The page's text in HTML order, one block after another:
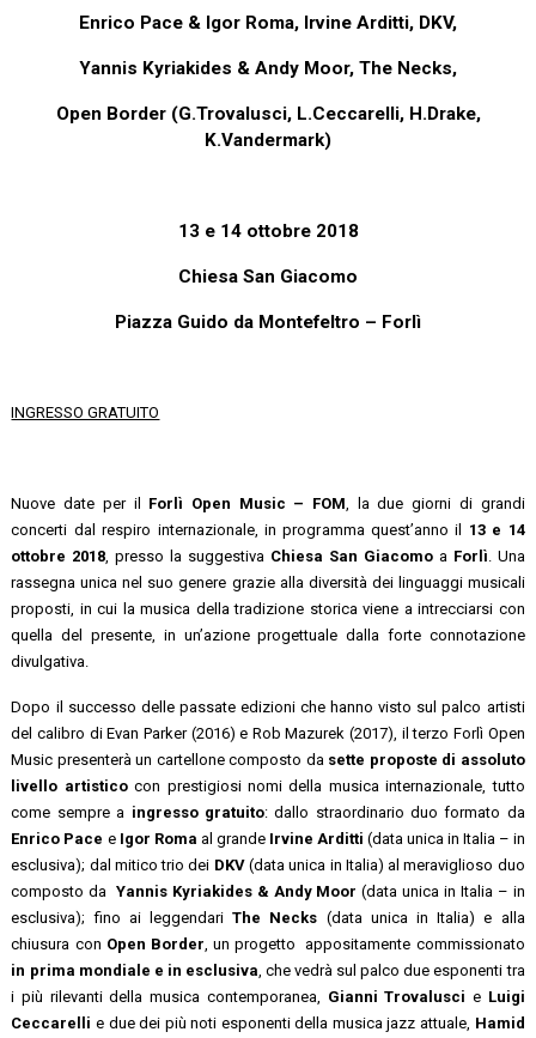
Enrico Pace & Igor Roma, Irvine Arditti, DKV,
Yannis Kyriakides & Andy Moor, The Necks,
Open Border (G.Trovalusci, L.Ceccarelli, H.Drake,
K.Vandermark)
13 e 14 ottobre 2018
Chiesa San Giacomo
Piazza Guido da Montefeltro – Forlì
INGRESSO GRATUITO
Nuove date per il Forlì Open Music – FOM , la due giorni di grandi
concerti dal respiro internazionale, in programma quest’anno il 13 e 14
ottobre 2018 , presso la suggestiva Chiesa San Giacomo a Forlì . Una
rassegna unica nel suo genere grazie alla diversità dei linguaggi musicali
proposti, in cui la musica della tradizione storica viene a intrecciarsi con
quella del presente, in un’azione progettuale dalla forte connotazione
divulgativa.
Dopo il successo delle passate edizioni che hanno visto sul palco artisti
del calibro di Evan Parker (2016) e Rob Mazurek (2017), il terzo Forlì Open
Music presenterà un cartellone composto da sette proposte di assoluto
livello artisticocon prestigiosi nomi della musica internazionale, tutto
come sempre a ingresso gratuito: dallo straordinario duo formato da
Enrico Pace eIgor Roma al grande Irvine Arditti (data unica in Italia – in
esclusiva); dal mitico trio dei DKV(data unica in Italia) al meraviglioso duo
composto daYannis Kyriakides & Andy Moor (data unica in Italia – in
esclusiva); fino ai leggendariThe Necks (data unica in Italia) e alla
chiusura con Open Border , un progetto appositamente commissionato
in prima mondiale e in esclusiva , che vedrà sul palco due esponenti tra
i più rilevanti della musica contemporanea, Gianni Trovalusci e Luigi
Ceccarelli e due dei più noti esponenti della musica jazz attuale, Hamid